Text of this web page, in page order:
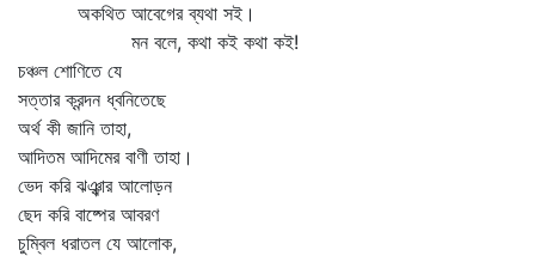
অকথিত আবেগের ব্যথা সই।
মন বলে, কথা কই কথা কই!
চঞ্চল শোণিতে যে
সত্তার ক্রন্দন ধ্বনিতেছে
অর্থ কী জানি তাহা,
আদিতম আদিমের বাণী তাহা।
ভেদ করি ঝঞ্ঝার আলোড়ন
ছেদ করি বাষ্পের আবরণ
চুম্বিল ধরাতল যে আলোক,